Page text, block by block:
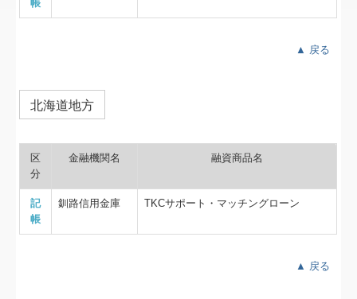
帳
▲ 戻る
北海道地方
区
分
金融機関名 融資商品名
記
帳
釧路信用金庫 TKCサポート・マッチングローン
▲ 戻る